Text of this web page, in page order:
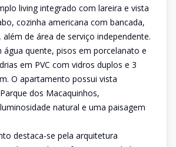
living integrado com lareira e vista
cozinha americana com bancada,
de área de serviço independente.
água quente, pisos em porcelanato e
em PVC com vidros duplos e 3
O apartamento possui vista
dos Macaquinhos,
natural e uma paisagem
destaca-se pela arquitetura